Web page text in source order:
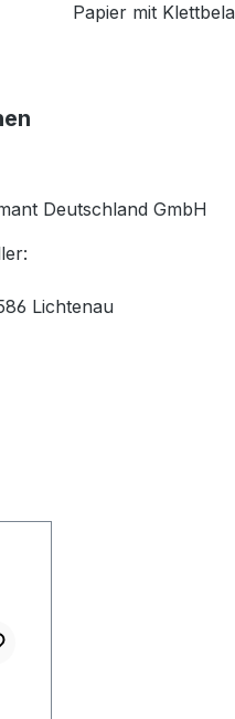
Papier mit
Deutschland GmbH
Lichtenau